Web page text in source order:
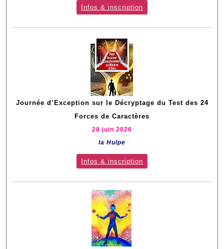
Infos & inscription
Journée d’Exception sur le Décryptage du Test des 24
Forces de Caractères
28 juin 2026
la Hulpe
Infos & inscription